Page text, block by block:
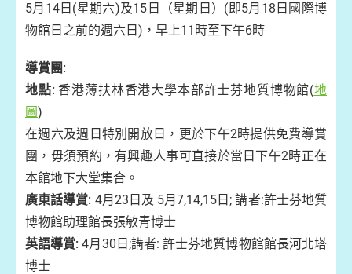
5月14日(星期六)及15日（星期日）(即5月18日國際博
物館日之前的週六日)，早上11時至下午6時
導賞團:
地點: 香港薄扶林香港大學本部許士芬地質博物館(地
圖)
在週六及週日特別開放日，更於下午2時提供免費導賞
團，毋須預約，有興趣人事可直接於當日下午2時正在
本館地下大堂集合。
廣東話導賞: 4月23日及 5月7,14,15日; 講者:許士芬地質
博物館助理館長張敏青博士
英語導賞:4月30日;講者: 許士芬地質博物館館長河北塔
博士